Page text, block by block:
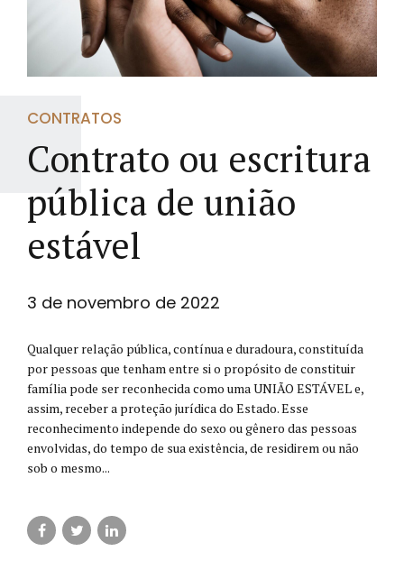
CONTRATOS
Contrato ou escritura
pública de união
estável
3 de novembro de 2022
Qualquer relação pública, contínua e duradoura, constituída
por pessoas que tenham entre si o propósito de constituir
família pode ser reconhecida como uma UNIÃO ESTÁVEL e,
assim, receber a proteção jurídica do Estado. Esse
reconhecimento independe do sexo ou gênero das pessoas
envolvidas, do tempo de sua existência, de residirem ou não
sob o mesmo...